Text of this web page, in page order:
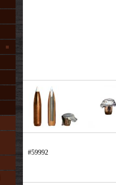
#59992